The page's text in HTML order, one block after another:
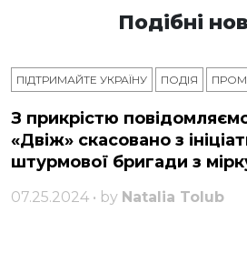
Подібні
ПІДТРИМАЙТЕ УКРАЇНУ ПОДІЯ
З прикрістю
«Двіж» скасовано з
штурмової бригади з
07.25.2024 • by Natalia Tolub